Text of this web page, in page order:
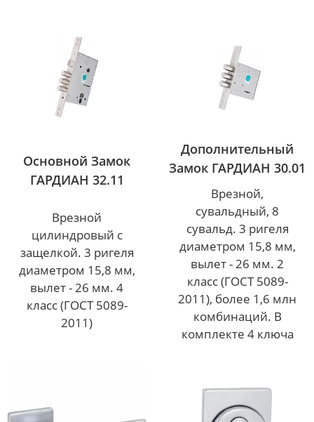
Основной Замок
ГАРДИАН 32.11
Врезной
цилиндровый с
защелкой. 3 ригеля
диаметром 15,8 мм,
вылет - 26 мм. 4
класс (ГОСТ 5089-
2011)
Дополнительный
Замок ГАРДИАН 30.01
Врезной,
сувальдный, 8
сувальд. 3 ригеля
диаметром 15,8 мм,
вылет - 26 мм. 2
класс (ГОСТ 5089-
2011), более 1,6 млн
комбинаций. В
комплекте 4 ключа